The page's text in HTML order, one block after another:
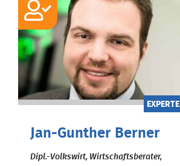
EXPERTE
Jan-Gunther Berner
Dipl.-Volkswirt, Wirtschaftsberater,